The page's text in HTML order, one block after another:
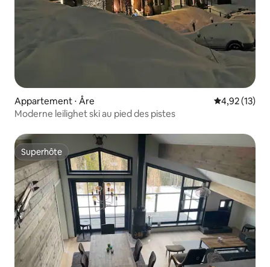
Appartement ⋅ Åre Évaluation
4,92 (13)
Moderne leilighet ski au pied des pistes
Superhôte
Superhôte